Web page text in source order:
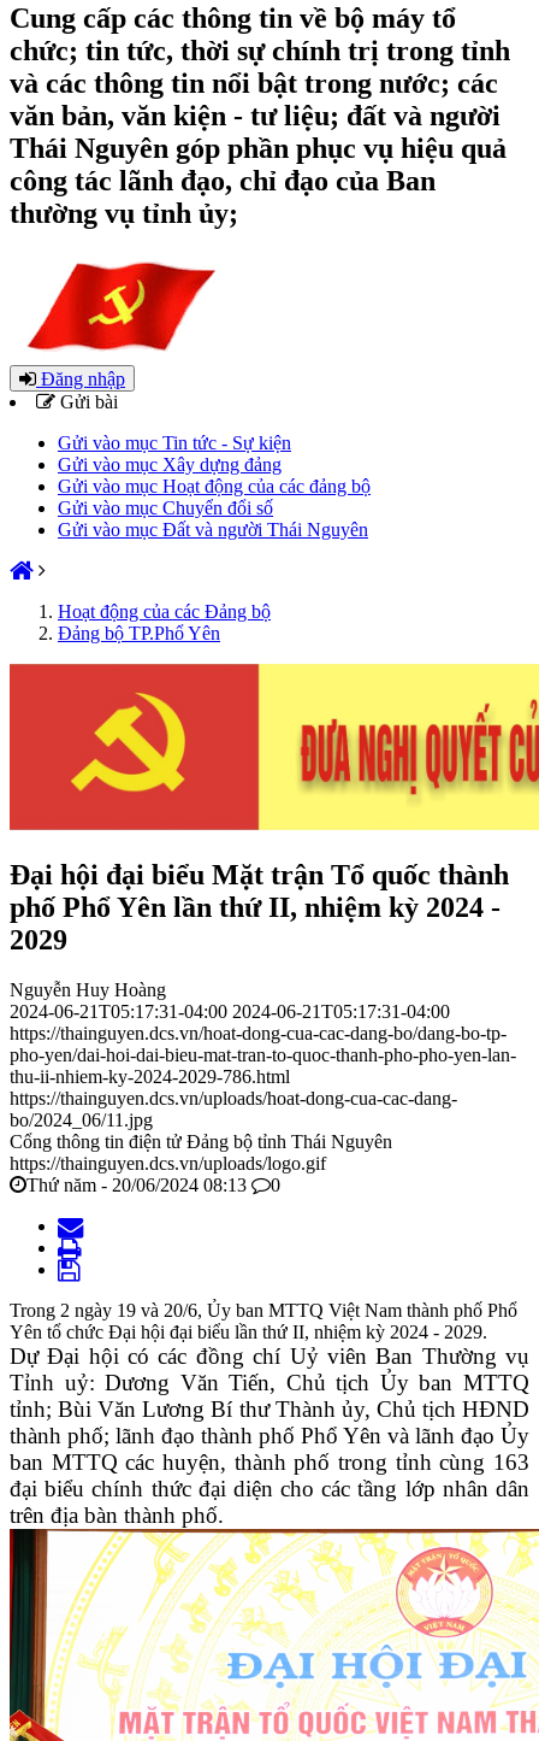
Cung cấp các thông tin về bộ máy tổ
chức; tin tức, thời sự chính trị trong tỉnh
và các thông tin nổi bật trong nước; các
văn bản, văn kiện - tư liệu; đất và người
Thái Nguyên góp phần phục vụ hiệu quả
công tác lãnh đạo, chỉ đạo của Ban
thường vụ tỉnh ủy;
Đăng nhập
Gửi bài
Gửi vào mục Tin tức - Sự kiện
Gửi vào mục Xây dựng đảng
Gửi vào mục Hoạt động của các đảng bộ
Gửi vào mục Chuyển đổi số
Gửi vào mục Đất và người Thái Nguyên
Hoạt động của các Đảng bộ
Đảng bộ TP.Phổ Yên
Đại hội đại biểu Mặt trận Tổ quốc thành
phố Phổ Yên lần thứ II, nhiệm kỳ 2024 -
2029
Nguyễn Huy Hoàng
2024-06-21T05:17:31-04:00 2024-06-21T05:17:31-04:00
https://thainguyen.dcs.vn/hoat-dong-cua-cac-dang-bo/dang-bo-tp-
pho-yen/dai-hoi-dai-bieu-mat-tran-to-quoc-thanh-pho-pho-yen-lan-
thu-ii-nhiem-ky-2024-2029-786.html
https://thainguyen.dcs.vn/uploads/hoat-dong-cua-cac-dang-
bo/2024_06/11.jpg
Cổng thông tin điện tử Đảng bộ tỉnh Thái Nguyên
https://thainguyen.dcs.vn/uploads/logo.gif
Thứ năm - 20/06/2024 08:13
0
Trong 2 ngày 19 và 20/6, Ủy ban MTTQ Việt Nam thành phố Phổ
Yên tổ chức Đại hội đại biểu lần thứ II, nhiệm kỳ 2024 - 2029.
Dự Đại hội có các đồng chí Uỷ viên Ban Thường vụ
Tỉnh uỷ: Dương Văn Tiến, Chủ tịch Ủy ban MTTQ
tỉnh; Bùi Văn Lương Bí thư Thành ủy, Chủ tịch HĐND
thành phố; lãnh đạo thành phố Phổ Yên và lãnh đạo Ủy
ban MTTQ các huyện, thành phố trong tỉnh cùng 163
đại biểu chính thức đại diện cho các tầng lớp nhân dân
trên địa bàn thành phố.